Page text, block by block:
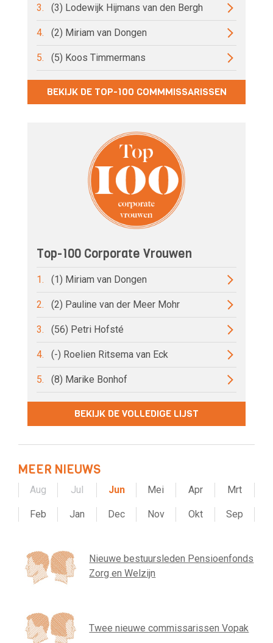
3. (3) Lodewijk Hijmans van den Bergh
4. (2) Miriam van Dongen
5. (5) Koos Timmermans
BEKIJK DE TOP-100 COMMMISSARISSEN
Top-100 Corporate Vrouwen
1. (1) Miriam van Dongen
2. (2) Pauline van der Meer Mohr
3. (56) Petri Hofsté
4. (-) Roelien Ritsema van Eck
5. (8) Marike Bonhof
BEKIJK DE VOLLEDIGE LIJST
MEER NIEUWS
Aug Jul Jun Mei Apr Mrt
Feb Jan Dec Nov Okt Sep
Nieuwe bestuursleden Pensioenfonds
Zorg en Welzijn
Twee nieuwe commissarissen Vopak